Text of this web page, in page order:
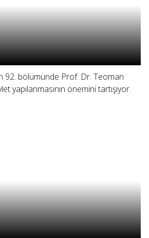
92. bölümünde Prof. Dr. Teoman
yapılanmasının önemini tartışıyor.